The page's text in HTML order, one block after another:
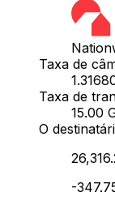
Taxa de
Taxa de
15.00
O
-